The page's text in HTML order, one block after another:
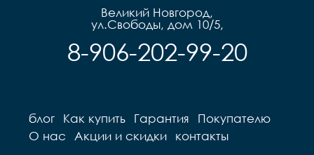
Великий Новгород,
ул.Свободы, дом 10/5,
8-906-202-99-20
блог Как купить Гарантия
Покупателю
О нас
Акции и скидки контакты